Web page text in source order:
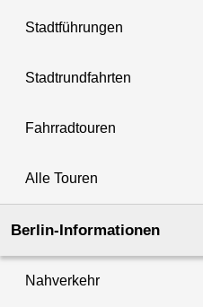
Stadtführungen
Stadtrundfahrten
Fahrradtouren
Alle Touren
Berlin-Informationen
Nahverkehr